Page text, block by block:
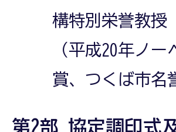
構特別栄誉教授
（平成20年ノ
賞、つくば市
第2部 協定調印式